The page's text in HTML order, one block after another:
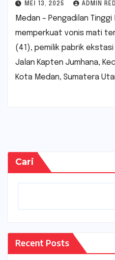
MEI 13, 2025 ADMIN
Medan – Pengadilan
memperkuat vonis mati
(41), pemilik pabrik ekstasi
Jalan Kapten Jumhana,
Kota Medan, Sumatera
Cari
Recent Posts